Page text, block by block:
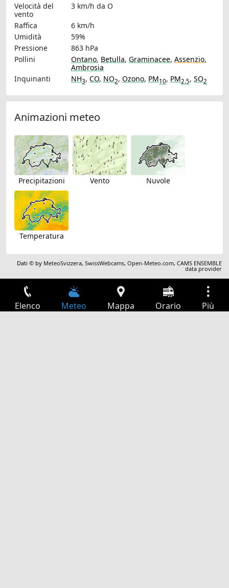
Velocità del
vento
3 km/h da O
Raffica
6 km/h
Umidità
59%
Pressione
863 hPa
Pollini
Ontano, Betulla, Graminacee, Assenzio,
Ambrosia
Inquinanti
NH3, CO, NO2, Ozono, PM10, PM2.5, SO2
Animazioni meteo
Precipitazioni Vento Nuvole
Temperatura
Dati © by MeteoSvizzera,SwissWebcams,Open-Meteo.com,CAMS ENSEMBLE
data provider
Elenco Meteo Mappa Orario Più